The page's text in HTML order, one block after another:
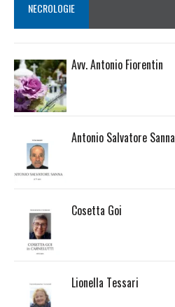
NECROLOGIE
Avv. Antonio Fiorentin
Antonio Salvatore Sanna
Cosetta Goi
Lionella Tessari